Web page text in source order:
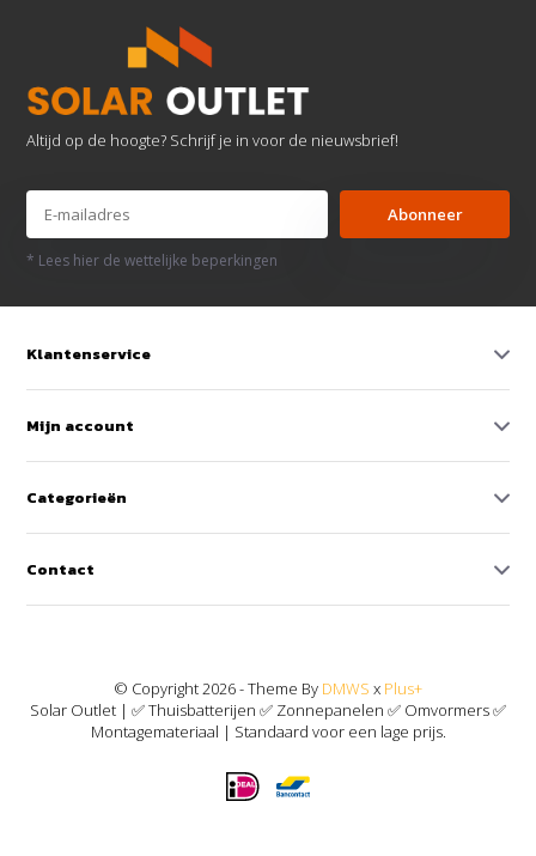
Altijd op de hoogte? Schrijf je in voor de nieuwsbrief!
Abonneer
* Lees hier de wettelijke beperkingen
Klantenservice
Mijn account
Categorieën
Contact
© Copyright 2026 - Theme By DMWS x Plus+
Solar Outlet | ✅ Thuisbatterijen ✅ Zonnepanelen ✅ Omvormers ✅
Montagemateriaal | Standaard voor een lage prijs.